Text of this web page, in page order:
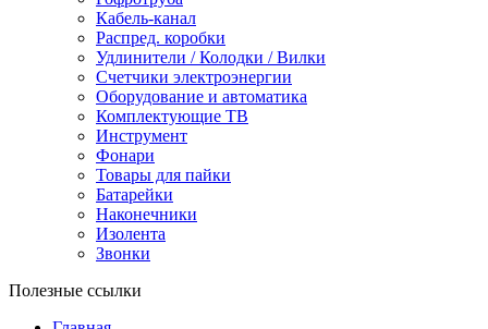
Кабель-канал
Распред. коробки
Удлинители / Колодки / Вилки
Счетчики электроэнергии
Оборудование и автоматика
Комплектующие ТВ
Инструмент
Фонари
Товары для пайки
Батарейки
Наконечники
Изолента
Звонки
Полезные ссылки